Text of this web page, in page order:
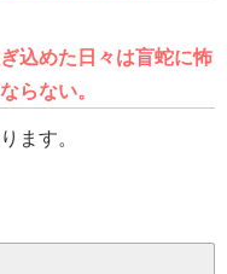
込めた日々は盲蛇に怖
らない。
ます。